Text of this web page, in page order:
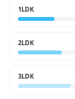
1LDK
2LDK
3LDK